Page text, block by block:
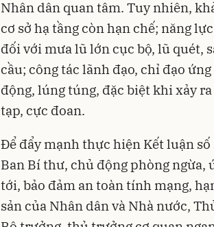
Nhân dân quan tâm. Tuy nhiên,
cơ sở hạ tầng còn hạn chế; năng
đối với mưa lũ lớn cục bộ, lũ quét,
cầu; công tác lãnh đạo, chỉ đạo
động, lúng túng, đặc biệt khi xảy
tạp, cực đoan.
Để đẩy mạnh thực hiện Kết luận
Ban Bí thư, chủ động phòng
tới, bảo đảm an toàn tính mạng,
sản của Nhân dân và Nhà nước,